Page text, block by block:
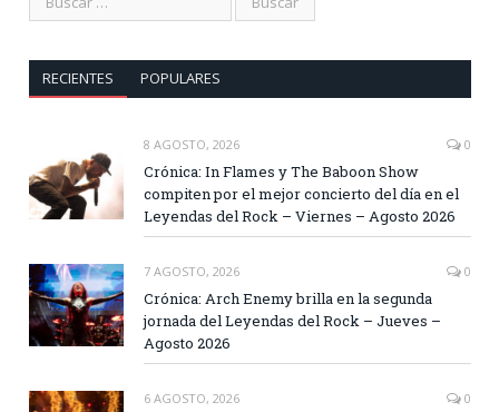
RECIENTES POPULARES
8 AGOSTO, 2026 0
Crónica: In Flames y The Baboon Show
compiten por el mejor concierto del día en el
Leyendas del Rock – Viernes – Agosto 2026
7 AGOSTO, 2026 0
Crónica: Arch Enemy brilla en la segunda
jornada del Leyendas del Rock – Jueves –
Agosto 2026
6 AGOSTO, 2026 0